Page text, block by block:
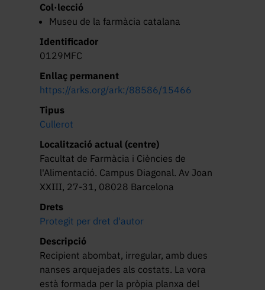
Col·lecció
Museu de la farmàcia catalana
Identificador
0129MFC
Enllaç permanent
https://arks.org/ark:/88586/15466
Tipus
Cullerot
Localització actual (centre)
Facultat de Farmàcia i Ciències de
l'Alimentació. Campus Diagonal. Av Joan
XXIII, 27-31, 08028 Barcelona
Drets
Protegit per dret d'autor
Descripció
Recipient abombat, irregular, amb dues
nanses arquejades als costats. La vora
està formada per la pròpia planxa del